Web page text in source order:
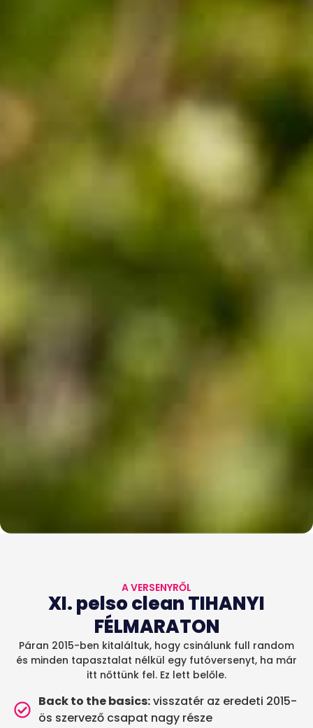
A VERSENYRŐL
XI. pelso clean TIHANYI
FÉLMARATON
Páran 2015-ben kitaláltuk, hogy csinálunk full random
és minden tapasztalat nélkül egy futóversenyt, ha már
itt nőttünk fel. Ez lett belőle.
Back to the basics:visszatér az eredeti 2015-
ös szervező csapat nagy része